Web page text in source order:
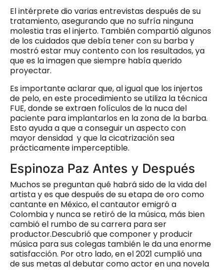
El intérprete dio varias entrevistas después de su
tratamiento, asegurando que no sufría ninguna
molestia tras el injerto. También compartió algunos
de los cuidados que debía tener con su barba y
mostró estar muy contento con los resultados, ya
que es la imagen que siempre había querido
proyectar.
Es importante aclarar que, al igual que los injertos
de pelo, en este procedimiento se utiliza la técnica
FUE, donde se extraen folículos de la nuca del
paciente para implantarlos en la zona de la barba.
Esto ayuda a que a conseguir un aspecto con
mayor densidad y que la cicatrización sea
prácticamente imperceptible.
Espinoza Paz Antes y Después
Muchos se preguntan qué habrá sido de la vida del
artista y es que después de su etapa de oro como
cantante en México, el cantautor emigró a
Colombia y nunca se retiró de la música, más bien
cambió el rumbo de su carrera para ser
productor.Descubrió que componer y producir
música para sus colegas también le da una enorme
satisfacción. Por otro lado, en el 2021 cumplió una
de sus metas al debutar como actor en una novela